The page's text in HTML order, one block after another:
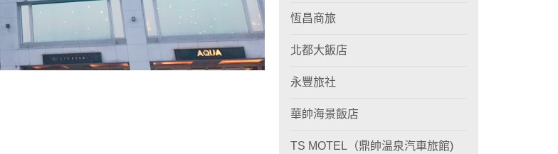
恆昌商旅
北都大飯店
永豐旅社
華帥海景飯店
TS MOTEL（鼎帥温泉汽車旅館)